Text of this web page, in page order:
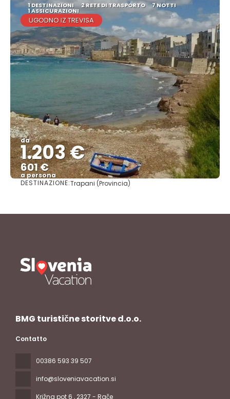
1 DESTINAZIONI 2 RETE DI TRASPORTO 7 NOTTI
1 ASSICURAZIONI
UGODNO IZ TREVISA
da
1.203 €
601 €
a persona
Vedere
DESTINAZIONE:Trapani (Provincia)
BMG turistične storitve d.o.o.
Contatto
00386 593 39 507
info@sloveniavacation.si
Križna pot 6 , 2327 - Rače